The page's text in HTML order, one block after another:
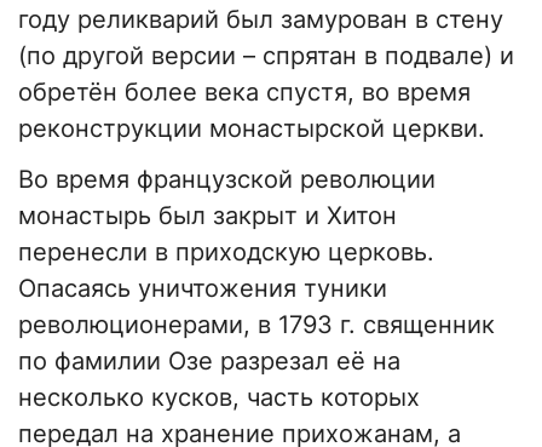
году реликварий был замурован в стену
(по другой версии – спрятан в подвале) и
обретён более века спустя, во время
реконструкции монастырской церкви.
Во время французской революции
монастырь был закрыт и Хитон
перенесли в приходскую церковь.
Опасаясь уничтожения туники
революционерами, в 1793 г. священник
по фамилии Озе разрезал её на
несколько кусков, часть которых
передал на хранение прихожанам, а